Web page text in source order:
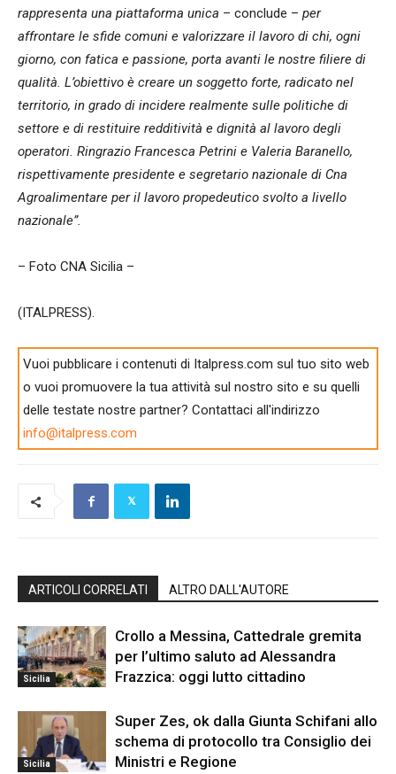
rappresenta una piattaforma unica – conclude – per
affrontare le sfide comuni e valorizzare il lavoro di chi, ogni
giorno, con fatica e passione, porta avanti le nostre filiere di
qualità. L’obiettivo è creare un soggetto forte, radicato nel
territorio, in grado di incidere realmente sulle politiche di
settore e di restituire redditività e dignità al lavoro degli
operatori. Ringrazio Francesca Petrini e Valeria Baranello,
rispettivamente presidente e segretario nazionale di Cna
Agroalimentare per il lavoro propedeutico svolto a livello
nazionale”.
– Foto CNA Sicilia –
(ITALPRESS).
Vuoi pubblicare i contenuti di Italpress.com sul tuo sito web
o vuoi promuovere la tua attività sul nostro sito e su quelli
delle testate nostre partner? Contattaci all'indirizzo
info@italpress.com
ARTICOLI CORRELATI ALTRO DALL'AUTORE
Sicilia
Crollo a Messina, Cattedrale gremita
per l’ultimo saluto ad Alessandra
Frazzica: oggi lutto cittadino
Sicilia
Super Zes, ok dalla Giunta Schifani allo
schema di protocollo tra Consiglio dei
Ministri e Regione